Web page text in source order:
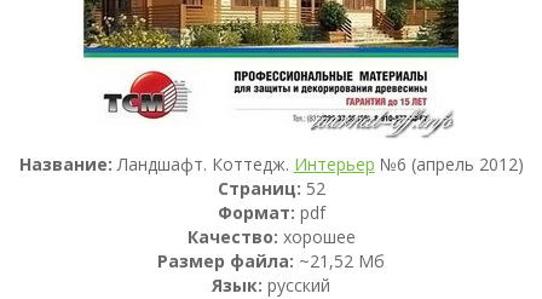
Название: Ландшафт. Коттедж. Интерьер №6 (апрель 2012)
Страниц: 52
Формат: pdf
Качество: хорошее
Размер файла: ~21,52 Мб
Язык: русский